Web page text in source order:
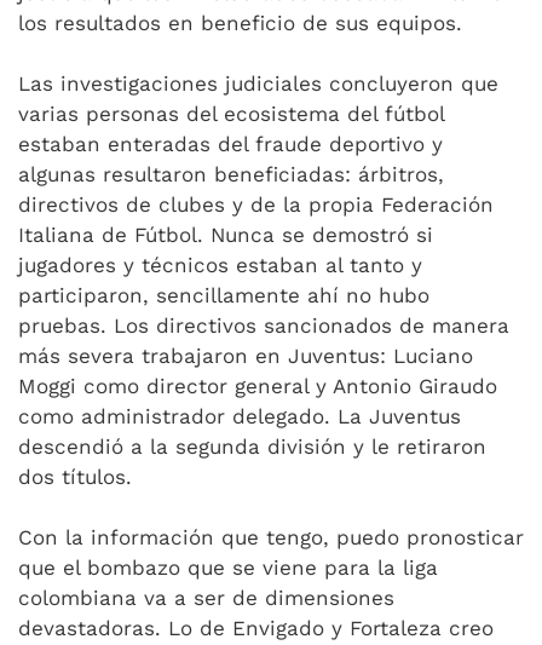
los resultados en beneficio de sus equipos.
Las investigaciones judiciales concluyeron que
varias personas del ecosistema del fútbol
estaban enteradas del fraude deportivo y
algunas resultaron beneficiadas: árbitros,
directivos de clubes y de la propia Federación
Italiana de Fútbol. Nunca se demostró si
jugadores y técnicos estaban al tanto y
participaron, sencillamente ahí no hubo
pruebas. Los directivos sancionados de manera
más severa trabajaron en Juventus: Luciano
Moggi como director general y Antonio Giraudo
como administrador delegado. La Juventus
descendió a la segunda división y le retiraron
dos títulos.
Con la información que tengo, puedo pronosticar
que el bombazo que se viene para la liga
colombiana va a ser de dimensiones
devastadoras. Lo de Envigado y Fortaleza creo